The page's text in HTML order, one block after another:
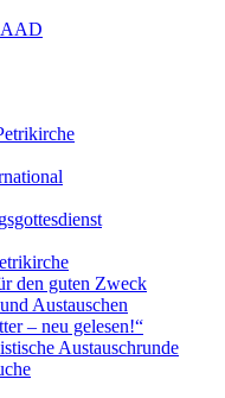
den guten Zweck
Austauschen
– neu gelesen!“
Austauschrunde